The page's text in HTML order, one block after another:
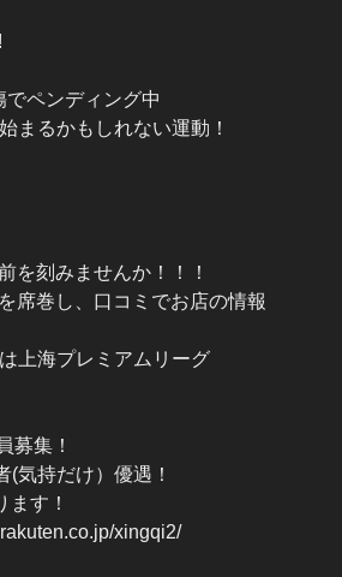
ペンディング中
るかもしれない運動！
刻みませんか！！！
巻し、口コミでお店の情報
海プレミアムリーグ
集！
持だけ）優遇！
す！
xingqi2/